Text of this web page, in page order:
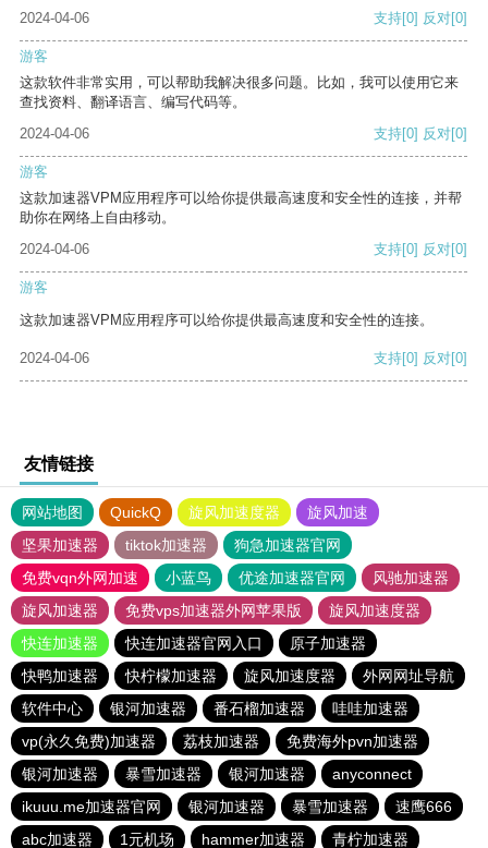
2024-04-06 支持[0] 反对[0]
游客
这款软件非常实用，可以帮助我解决很多问题。比如，我可以使用它来
查找资料、翻译语言、编写代码等。
2024-04-06
支持[0] 反对[0]
游客
这款加速器VPM应用程序可以给你提供最高速度和安全性的连接，并帮
助你在网络上自由移动。
2024-04-06
支持[0] 反对[0]
游客
这款加速器VPM应用程序可以给你提供最高速度和安全性的连接。
2024-04-06 支持[0] 反对[0]
友情链接
网站地图 QuickQ 旋风加速度器
旋风加速
坚果加速器
tiktok加速器
狗急加速器官网
免费vqn外网加速
小蓝鸟 优途加速器官网
风驰加速器
旋风加速器
免费vps加速器外网苹果版
旋风加速度器
快连加速器
快连加速器官网入口
原子加速器
快鸭加速器
快柠檬加速器 旋风加速度器
外网网址导航
软件中心
银河加速器 番石榴加速器
哇哇加速器
vp(永久免费)加速器
荔枝加速器
免费海外pvn加速器
银河加速器
暴雪加速器 银河加速器
anyconnect
ikuuu.me加速器官网
银河加速器 暴雪加速器
速鹰666
abc加速器
1元机场 hammer加速器 青柠加速器